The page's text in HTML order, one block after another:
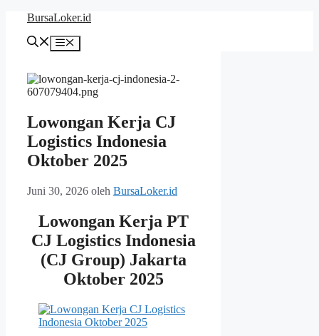
Langsung
BursaLoker.id
Menu
Lowongan Kerja CJ
Logistics Indonesia
Oktober 2025
Juni 30, 2026 oleh BursaLoker.id
Lowongan Kerja PT
CJ Logistics Indonesia
(CJ Group) Jakarta
Oktober 2025